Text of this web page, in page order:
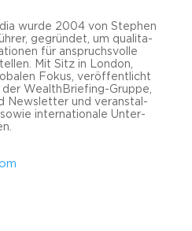
wurde 2004 von Ste­phen
ge­grün­det, um qua­li­ta­
für an­spruchs­vol­le
Mit Sitz in Lon­don,
Fokus, ver­öf­fent­licht
WealthBriefing-​Gruppe,
News­let­ter und ver­an­stal­
in­ter­na­tio­na­le Un­ter­